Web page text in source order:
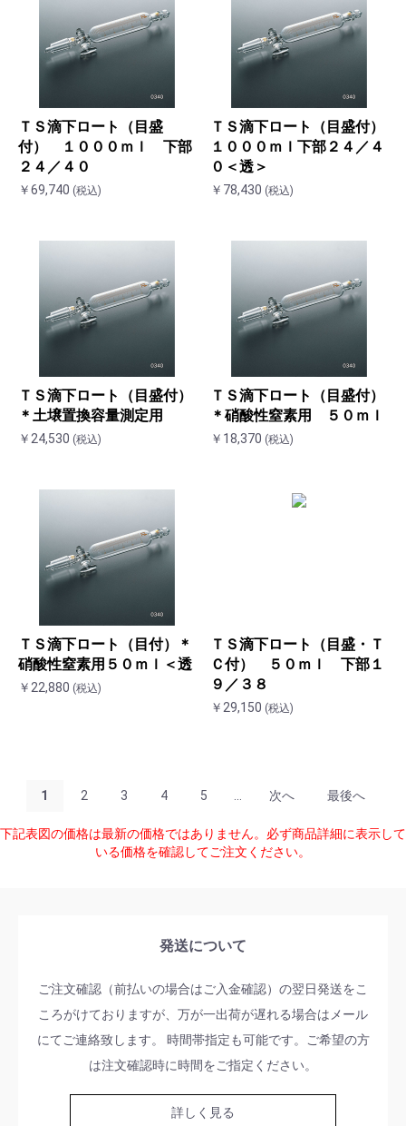
ＴＳ滴下ロート（目盛
付） １０００ｍｌ 下部
２４／４０
￥69,740 (税込)
ＴＳ滴下ロート（目盛付）
１０００ｍｌ下部２４／４
０＜透＞
￥78,430 (税込)
ＴＳ滴下ロート（目盛付）
＊土壌置換容量測定用
￥24,530 (税込)
ＴＳ滴下ロート（目盛付）
＊硝酸性窒素用 ５０ｍｌ
￥18,370 (税込)
ＴＳ滴下ロート（目付）＊
硝酸性窒素用５０ｍｌ＜透
￥22,880 (税込)
ＴＳ滴下ロート（目盛・Ｔ
Ｃ付） ５０ｍｌ 下部１
９／３８
￥29,150 (税込)
1 2 3 4 5 次へ 最後へ
下記表図の価格は最新の価格ではありません。必ず商品詳細に表示して
いる価格を確認してご注文ください。
発送について
ご注文確認（前払いの場合はご入金確認）の翌日発送をこ
ころがけておりますが、万が一出荷が遅れる場合はメール
にてご連絡致します。 時間帯指定も可能です。ご希望の方
は注文確認時に時間をご指定ください。
詳しく見る